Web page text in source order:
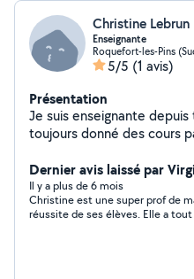
Christine Lebrun
Enseignante
Roquefort-les-Pins
5/5 (1 avis)
Présentation
Je suis enseignante
toujours donné des cours
petits élèves sont ma plus
Dernier avis laissé par
Il y a plus de 6 mois
Christine est une super prof de
réussite de ses élèves. Elle a